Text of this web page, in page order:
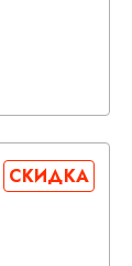
СКИДКА